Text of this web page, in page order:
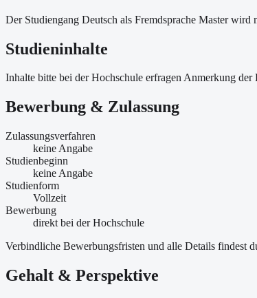
Der Studiengang Deutsch als Fremdsprache Master
Studieninhalte
Inhalte bitte bei der Hochschule erfragen Anmerkung
Bewerbung & Zulassung
Zulassungsverfahren
keine Angabe
Studienbeginn
keine Angabe
Studienform
Vollzeit
Bewerbung
direkt bei der Hochschule
Verbindliche Bewerbungsfristen und alle Details findest
Gehalt & Perspektive